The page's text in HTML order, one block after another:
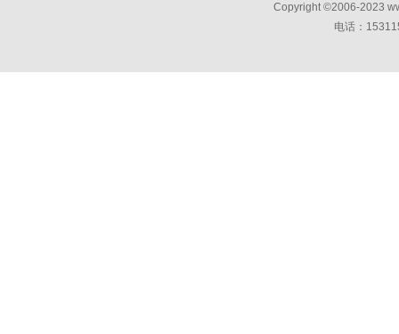
Copyright ©2006-2023
电话：